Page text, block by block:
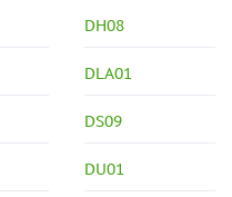
DH08
DLA01
DS09
DU01